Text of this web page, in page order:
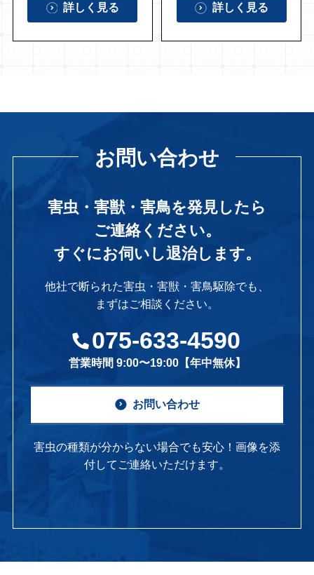
詳しく見る 詳しく見る
お問い合わせ
害虫・害獣・害鳥を発見したら
ご連絡ください。
すぐにお伺いし退治します。
他社で断られた害虫・害獣・害鳥駆除でも、
まずはご相談ください。
075-633-4590
営業時間 9:00〜19:00【年中無休】
お問い合わせ
害虫の種類が分からない場合でも安心！画像を添
付してご連絡いただけます。